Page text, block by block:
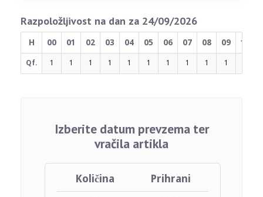
Razpoložljivost na dan za 24/09/2026
H 00 01 02 03 04 05 06 07 08 09 10
Qf. 1 1 1 1 1 1 1 1 1 1
Izberite datum prevzema ter
vračila artikla
Količina Prihrani